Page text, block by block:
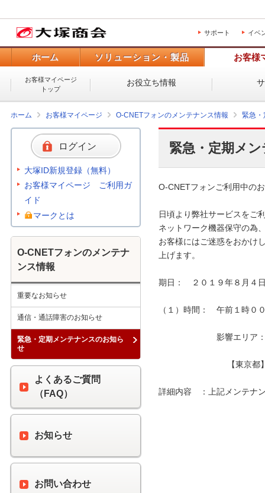
サポート イベ
ホーム ソリューション・製品 お客様
お客様マイページ
トップ
お役立ち情報
ホーム お客様マイページ O-CNETフォンのメンテナンス情報 緊急・
緊急・定期メ
O-CNETフォンご利用中の
日頃より弊社サービスをご
ネットワーク機器保守の為
お客様にはご迷惑をおかけ
上げます。
期日：　２０１９年８月４
（１）時間：　午前１時０
影響エリア：　下記
【東京都】　品
詳細内容　：上記メンテナ
ログイン
大塚ID新規登録（無料）
お客様マイページ ご利用ガ
イド
マークとは
O-CNETフォンのメンテナ
ンス情報
重要なお知らせ
通信・通話障害のお知らせ
緊急・定期メンテナンスのお知ら
せ
よくあるご質問
（FAQ）
お知らせ
お問い合わせ